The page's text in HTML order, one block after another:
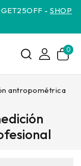
-SHOP
0
antropométrica